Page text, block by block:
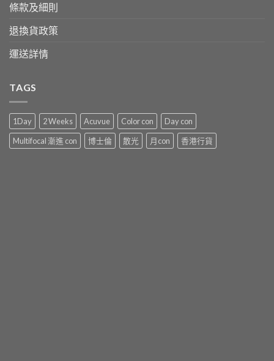
條款及細則
退換貨政策
運送詳情
TAGS
1Day 2 Weeks Acuvue Color con
Day con
Multifocal 漸進 con
博士倫 散光 月con 香港行貨